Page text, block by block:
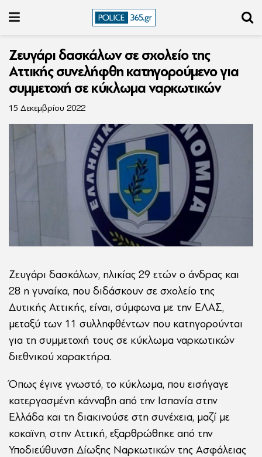
Ζευγάρι δασκάλων σε σχολείο της
Αττικής συνελήφθη κατηγορούμενο για
συμμετοχή σε κύκλωμα ναρκωτικών
15 Δεκεμβρίου 2022
Ζευγάρι δασκάλων, ηλικίας 29 ετών ο άνδρας και
28 η γυναίκα, που διδάσκουν σε σχολείο της
Δυτικής Αττικής, είναι, σύμφωνα με την ΕΛΑΣ,
μεταξύ των 11 συλληφθέντων που κατηγορούνται
για τη συμμετοχή τους σε κύκλωμα ναρκωτικών
διεθνικού χαρακτήρα.
Όπως έγινε γνωστό, το κύκλωμα, που εισήγαγε
κατεργασμένη κάνναβη από την Ισπανία στην
Ελλάδα και τη διακινούσε στη συνέχεια, μαζί με
κοκαϊνη, στην Αττική, εξαρθρώθηκε από την
Υποδιεύθυνση Δίωξης Ναρκωτικών της Ασφάλειας